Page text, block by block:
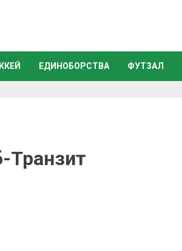
ЕДИНОБОРСТВА ФУТЗАЛ
Транзит